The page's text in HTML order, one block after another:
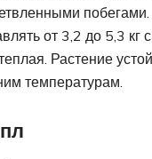
от 3,2 до 5,3 кг
Растение
температурам.